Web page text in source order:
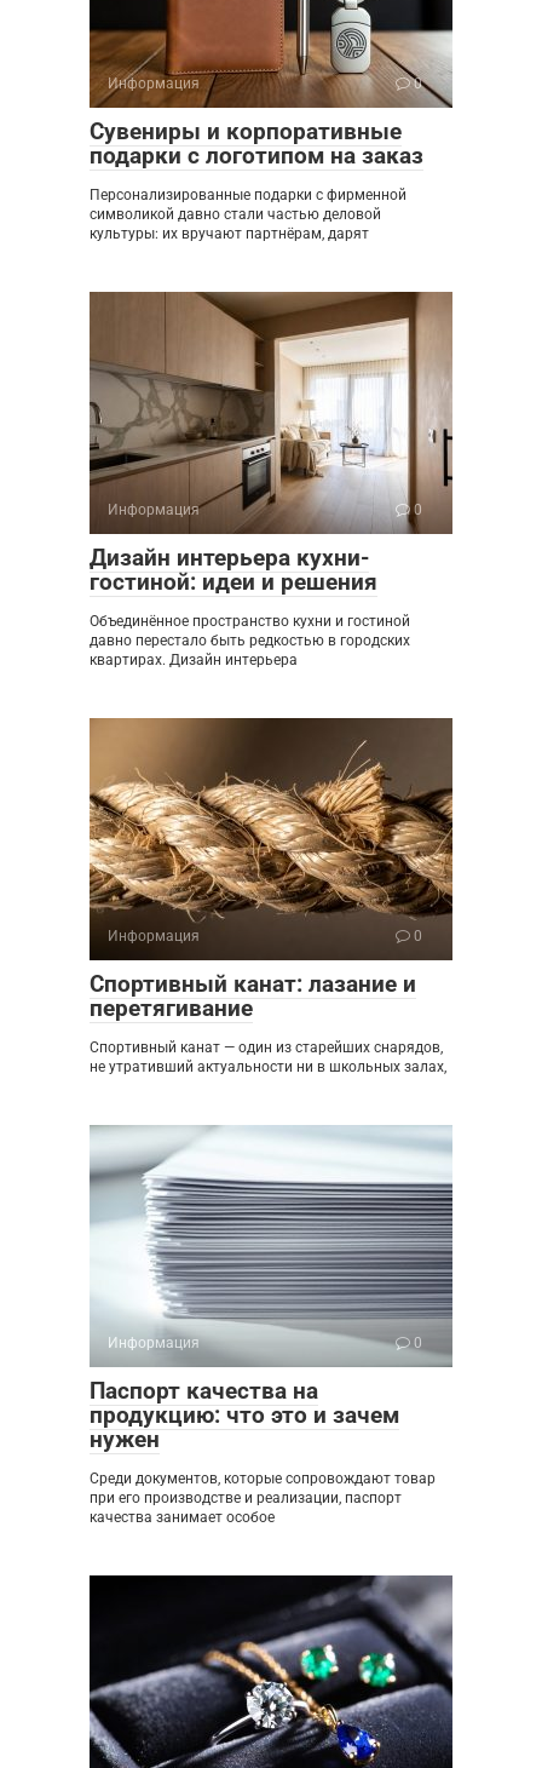
Информация 0
Сувениры и корпоративные
подарки с логотипом на заказ
Персонализированные подарки с фирменной
символикой давно стали частью деловой
культуры: их вручают партнёрам, дарят
Информация 0
Дизайн интерьера кухни-
гостиной: идеи и решения
Объединённое пространство кухни и гостиной
давно перестало быть редкостью в городских
квартирах. Дизайн интерьера
Информация 0
Спортивный канат: лазание и
перетягивание
Спортивный канат — один из старейших снарядов,
не утративший актуальности ни в школьных залах,
Информация 0
Паспорт качества на
продукцию: что это и зачем
нужен
Среди документов, которые сопровождают товар
при его производстве и реализации, паспорт
качества занимает особое